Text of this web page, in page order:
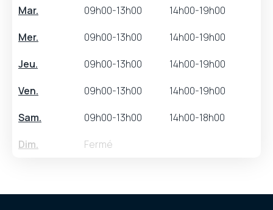
Mar.
09h00-13h00
14h00-19h00
Mer.
09h00-13h00
14h00-19h00
Jeu.
09h00-13h00
14h00-19h00
Ven.
09h00-13h00
14h00-19h00
Sam.
09h00-13h00
14h00-18h00
Dim.
Fermé